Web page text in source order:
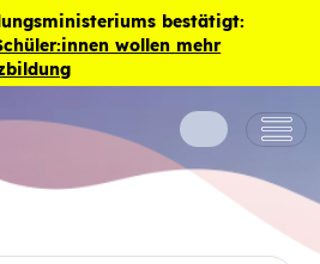
bestätigt:
wollen mehr